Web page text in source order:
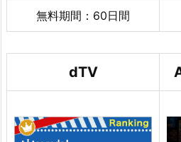
無料期間：60日間
dTV